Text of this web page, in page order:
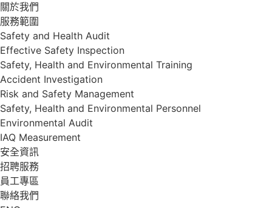
關於我們
服務範圍
Safety and Health Audit
Effective Safety Inspection
Safety, Health and Environmental Training
Accident Investigation
Risk and Safety Management
Safety, Health and Environmental Personnel
Environmental Audit
IAQ Measurement
安全資訊
招聘服務
員工專區
聯絡我們